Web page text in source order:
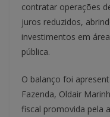
contratar operações
juros reduzidos,
investimentos em
pública.
O balanço foi
Fazenda, Oldair
fiscal promovida pela